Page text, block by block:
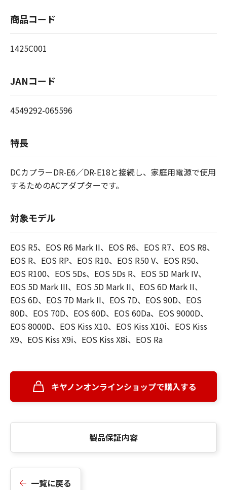
商品コード
1425C001
JANコード
4549292-065596
特長
DCカプラーDR-E6／DR-E18と接続し、家庭用電源で使用
するためのACアダプターです。
対象モデル
EOS R5、EOS R6 Mark II、EOS R6、EOS R7、EOS R8、
EOS R、EOS RP、EOS R10、EOS R50 V、EOS R50、
EOS R100、EOS 5Ds、EOS 5Ds R、EOS 5D Mark IV、
EOS 5D Mark III、EOS 5D Mark II、EOS 6D Mark II、
EOS 6D、EOS 7D Mark II、EOS 7D、EOS 90D、EOS
80D、EOS 70D、EOS 60D、EOS 60Da、EOS 9000D、
EOS 8000D、EOS Kiss X10、EOS Kiss X10i、EOS Kiss
X9、EOS Kiss X9i、EOS Kiss X8i、EOS Ra
キヤノンオンラインショップで購入する
製品保証内容
一覧に戻る